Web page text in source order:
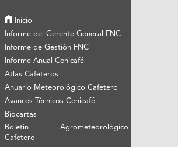
Inicio
Informe del Gerente General FNC
Informe de Gestión FNC
Informe Anual Cenicafé
Atlas Cafeteros
Anuario Meteorológico Cafetero
Avances Técnicos Cenicafé
Biocartas
Boletín Agrometeorológico
Cafetero